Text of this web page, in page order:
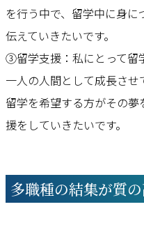
を行う中で、留学中に身
伝えていきたいです。
③留学支援：私にとって留
一人の人間として成長さ
留学を希望する方がその
援をしていきたいです。
多職種の結集が質